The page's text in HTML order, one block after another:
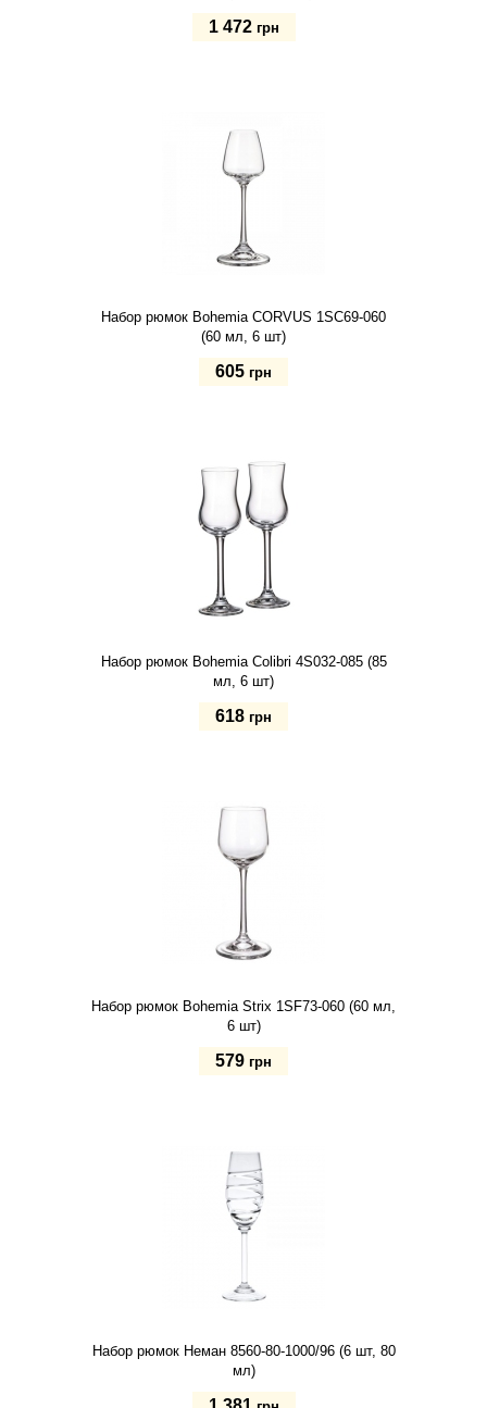
1 472 грн
Набор рюмок Bohemia CORVUS 1SC69-060
(60 мл, 6 шт)
605 грн
Набор рюмок Bohemia Colibri 4S032-085 (85
мл, 6 шт)
618 грн
Набор рюмок Bohemia Strix 1SF73-060 (60 мл,
6 шт)
579 грн
Набор рюмок Неман 8560-80-1000/96 (6 шт, 80
мл)